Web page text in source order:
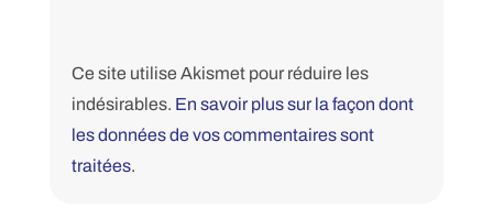
Ce site utilise Akismet pour réduire les
indésirables. En savoir plus sur la façon dont
les données de vos commentaires sont
traitées.